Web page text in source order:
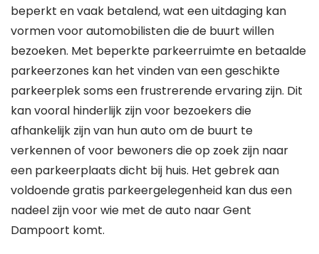
beperkt en vaak betalend, wat een uitdaging kan
vormen voor automobilisten die de buurt willen
bezoeken. Met beperkte parkeerruimte en betaalde
parkeerzones kan het vinden van een geschikte
parkeerplek soms een frustrerende ervaring zijn. Dit
kan vooral hinderlijk zijn voor bezoekers die
afhankelijk zijn van hun auto om de buurt te
verkennen of voor bewoners die op zoek zijn naar
een parkeerplaats dicht bij huis. Het gebrek aan
voldoende gratis parkeergelegenheid kan dus een
nadeel zijn voor wie met de auto naar Gent
Dampoort komt.